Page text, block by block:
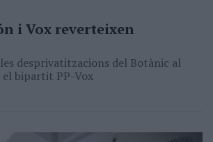
i Vox reverteixen
desprivatitzacions del Botànic al
el bipartit PP-Vox